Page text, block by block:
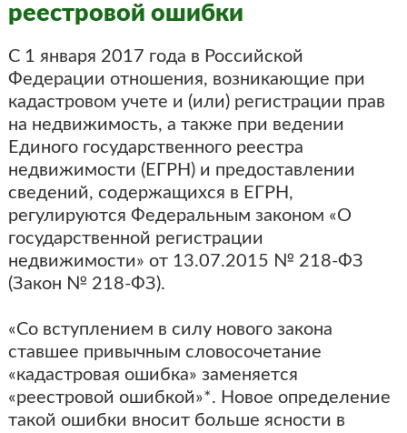
реестровой ошибки
С 1 января 2017 года в Российской
Федерации отношения, возникающие при
кадастровом учете и (или) регистрации прав
на недвижимость, а также при ведении
Единого государственного реестра
недвижимости (ЕГРН) и предоставлении
сведений, содержащихся в ЕГРН,
регулируются Федеральным законом «О
государственной регистрации
недвижимости» от 13.07.2015 № 218-ФЗ
(Закон № 218-ФЗ).
«Со вступлением в силу нового закона
ставшее привычным словосочетание
«кадастровая ошибка» заменяется
«реестровой ошибкой»*. Новое определение
такой ошибки вносит больше ясности в